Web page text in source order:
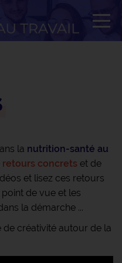
la nutrition-santé au
retours concrets et de
et lisez ces retours
de vue et les
la démarche ...
de créativité autour de la